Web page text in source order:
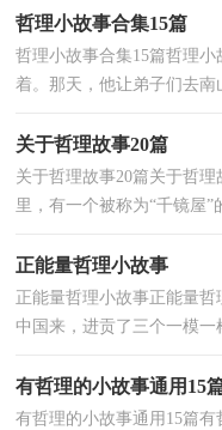
哲理小故事合集15篇
哲理小故事合集15篇哲理
着。那天，他让弟子们去
关于哲理故事20篇
关于哲理故事20篇关于哲
里，有一个被称为“千镜屋
正能量哲理小故事
正能量哲理小故事正能量
中国来，进贡了三个一模一
有哲理的小故事通用15
有哲理的小故事通用15篇